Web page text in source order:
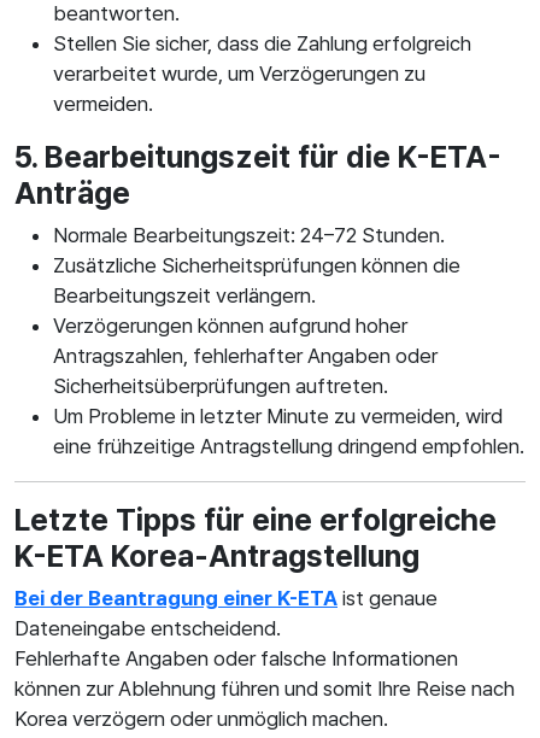
beantworten.
Stellen Sie sicher, dass die Zahlung erfolgreich
verarbeitet wurde, um Verzögerungen zu
vermeiden.
5. Bearbeitungszeit für die K-ETA-
Anträge
Normale Bearbeitungszeit: 24–72 Stunden.
Zusätzliche Sicherheitsprüfungen können die
Bearbeitungszeit verlängern.
Verzögerungen können aufgrund hoher
Antragszahlen, fehlerhafter Angaben oder
Sicherheitsüberprüfungen auftreten.
Um Probleme in letzter Minute zu vermeiden, wird
eine frühzeitige Antragstellung dringend empfohlen.
Letzte Tipps für eine erfolgreiche
K-ETA Korea-Antragstellung
Bei der Beantragung einer K-ETA ist genaue
Dateneingabe entscheidend.
Fehlerhafte Angaben oder falsche Informationen
können zur Ablehnung führen und somit Ihre Reise nach
Korea verzögern oder unmöglich machen.